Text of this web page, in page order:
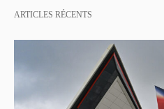
ARTICLES RÉCENTS